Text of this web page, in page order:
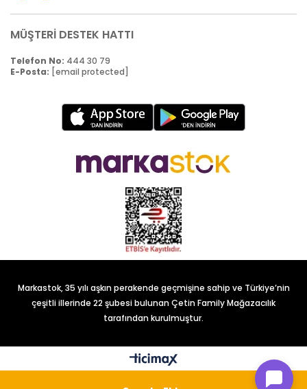
MÜŞTERİ DESTEK HATTI
Telefon No: 444 30 79
E-Posta: [email protected]
Markastok, 35 yılı aşkın perakende geçmişine sahip ve Türkiye’nin
çeşitli illerinde 22 şubesi bulunan Çetin Family Mağazacılık
tarafından kurulmuştur.